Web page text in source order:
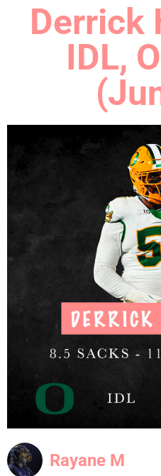
Derrick
IDL,
Rayane M